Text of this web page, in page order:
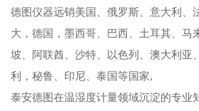
德图仪器远销美国、俄罗斯、意大利、
大，德国，墨西哥、巴西、土耳其、马
坡、阿联酋、沙特、以色列、澳大利亚
利，秘鲁、印尼、泰国等国家,
泰安德图在温湿度计量领域沉淀的专业